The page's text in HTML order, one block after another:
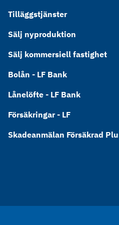
Tilläggstjänster
Sälj nyproduktion
Sälj kommersiell fastighet
Bolån - LF Bank
Lånelöfte - LF Bank
Försäkringar - LF
Skadeanmälan Försäkrad